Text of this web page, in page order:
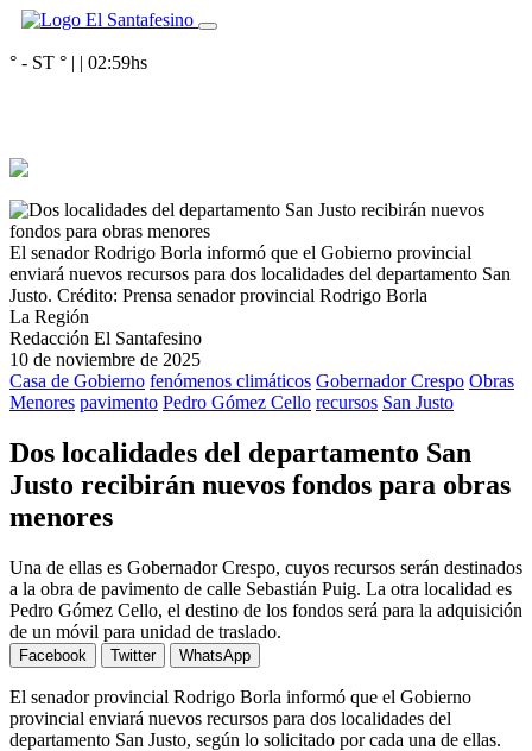
° - ST ° | | 02:59hs
El senador Rodrigo Borla informó que el Gobierno provincial
enviará nuevos recursos para dos localidades del departamento San
Justo. Crédito: Prensa senador provincial Rodrigo Borla
La Región
Redacción El Santafesino
10 de noviembre de 2025
Casa de Gobierno fenómenos climáticos Gobernador Crespo Obras
Menores pavimento Pedro Gómez Cello recursos San Justo
Dos localidades del departamento San
Justo recibirán nuevos fondos para obras
menores
Una de ellas es Gobernador Crespo, cuyos recursos serán destinados
a la obra de pavimento de calle Sebastián Puig. La otra localidad es
Pedro Gómez Cello, el destino de los fondos será para la adquisición
de un móvil para unidad de traslado.
Facebook Twitter WhatsApp
El senador provincial Rodrigo Borla informó que el Gobierno
provincial enviará nuevos recursos para dos localidades del
departamento San Justo, según lo solicitado por cada una de ellas.